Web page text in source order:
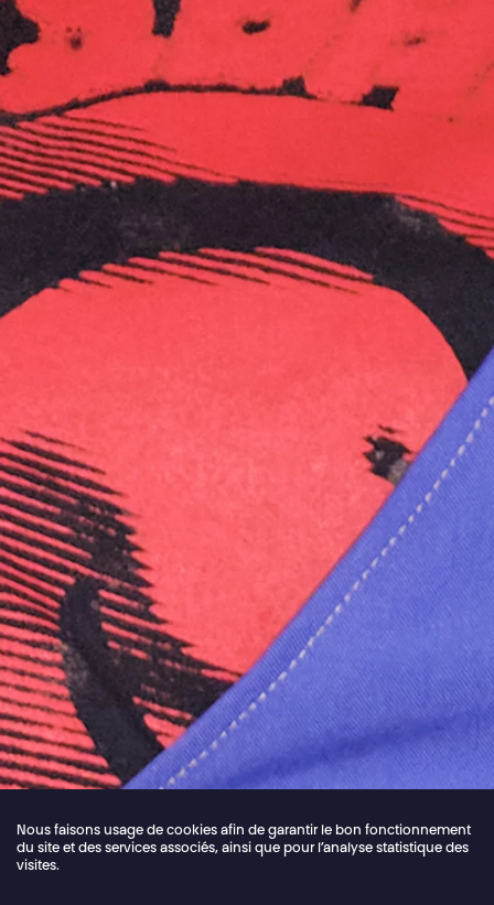
Nous faisons usage de cookies afin de garantir le bon fonctionnement
du site et des services associés, ainsi que pour l’analyse statistique des
visites.